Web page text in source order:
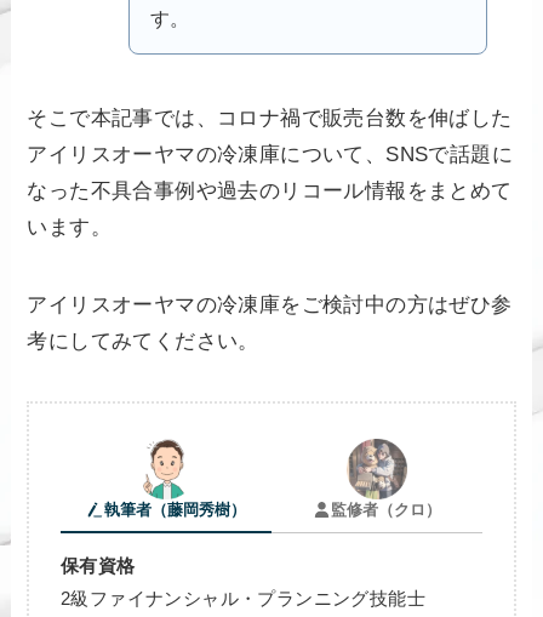
す。
そこで本記事では、コロナ禍で販売台数を伸ばした
アイリスオーヤマの冷凍庫について、SNSで話題に
なった不具合事例や過去のリコール情報をまとめて
います。
アイリスオーヤマの冷凍庫をご検討中の方はぜひ参
考にしてみてください。
執筆者（藤岡秀樹） 監修者（クロ）
保有資格
2級ファイナンシャル・プランニング技能士